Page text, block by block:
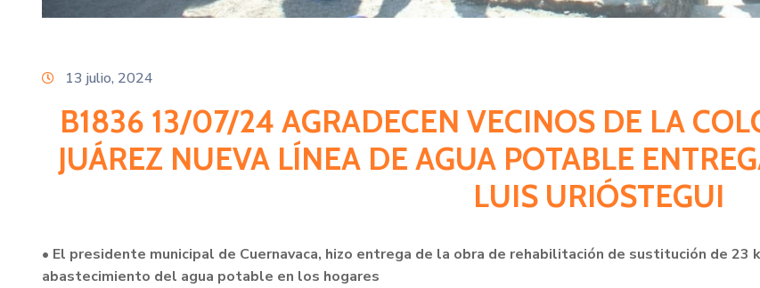
13 julio, 2024
B1836 13/07/24 AGRADECEN VECINOS DE LA
JUÁREZ NUEVA LÍNEA DE AGUA POTABLE
LUIS URIÓSTEGUI
• El presidente municipal de Cuernavaca, hizo entrega de la obra de rehabilitación de sustitución de
abastecimiento del agua potable en los hogares